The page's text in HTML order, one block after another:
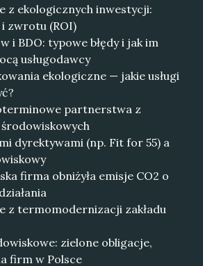
z ekologicznych inwestycji:
zwrotu (ROI)
i BDO: typowe błędy i jak im
usługodawcy
ekologiczne — jakie usługi
partnerstwa z
dyrektywami (np. Fit for 55) a
firma obniżyła emisje CO2 o
z termomodernizacji zakładu
zielone obligacje,
firm w Polsce